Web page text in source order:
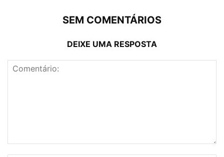
SEM COMENTÁRIOS
DEIXE UMA RESPOSTA